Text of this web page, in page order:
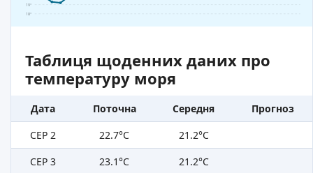
18°
19°
Таблиця щоденних даних про
температуру моря
Дата Поточна Середня
Прогноз
СЕР 2
22.7°C
21.2°C
СЕР 3
23.1°C
21.2°C